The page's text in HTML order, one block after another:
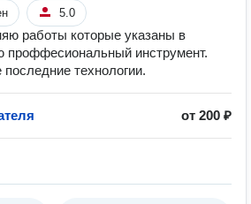
5.0
работы которые указаны в
проффесиональный инструмент.
технологии.
от 200 ₽